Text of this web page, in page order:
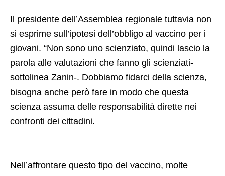
Il presidente dell’Assemblea regionale tuttavia non
si esprime sull’ipotesi dell’obbligo al vaccino per i
giovani. “Non sono uno scienziato, quindi lascio la
parola alle valutazioni che fanno gli scienziati-
sottolinea Zanin-. Dobbiamo fidarci della scienza,
bisogna anche però fare in modo che questa
scienza assuma delle responsabilità dirette nei
confronti dei cittadini.
Nell’affrontare questo tipo del vaccino, molte